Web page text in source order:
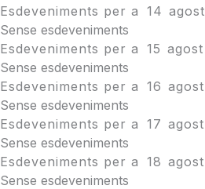
Esdeveniments per a 14 agost
Sense esdeveniments
Esdeveniments per a 15 agost
Sense esdeveniments
Esdeveniments per a 16 agost
Sense esdeveniments
Esdeveniments per a 17 agost
Sense esdeveniments
Esdeveniments per a 18 agost
Sense esdeveniments